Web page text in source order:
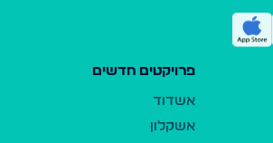
פרויקטים חדשים
אשדוד
אשקלון